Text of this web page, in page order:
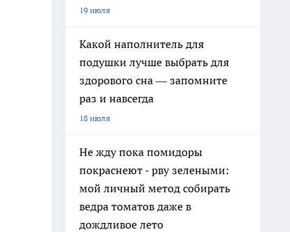
19 июля
Какой наполнитель для
подушки лучше выбрать для
здорового сна — запомните
раз и навсегда
18 июля
Не жду пока помидоры
покраснеют - рву зелеными:
мой личный метод собирать
ведра томатов даже в
дождливое лето